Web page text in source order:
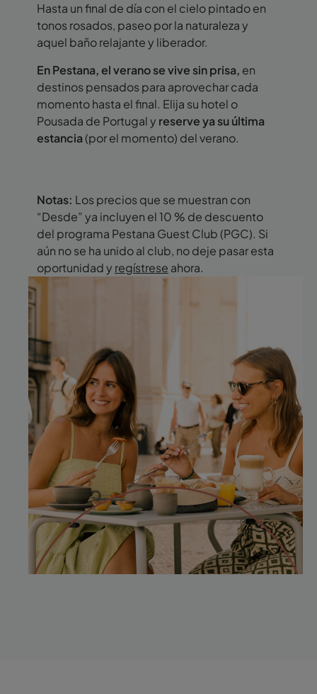
Hasta un final de día con el cielo pintado en
tonos rosados, paseo por la naturaleza y
aquel baño relajante y liberador.
En Pestana, el verano se vive sin prisa, en
destinos pensados para aprovechar cada
momento hasta el final. Elija su hotel o
Pousada de Portugal y reserve ya su última
estancia (por el momento) del verano.
Notas: Los precios que se muestran con
“Desde” ya incluyen el 10 % de descuento
del programa Pestana Guest Club (PGC). Si
aún no se ha unido al club, no deje pasar esta
oportunidad y regístrese ahora.